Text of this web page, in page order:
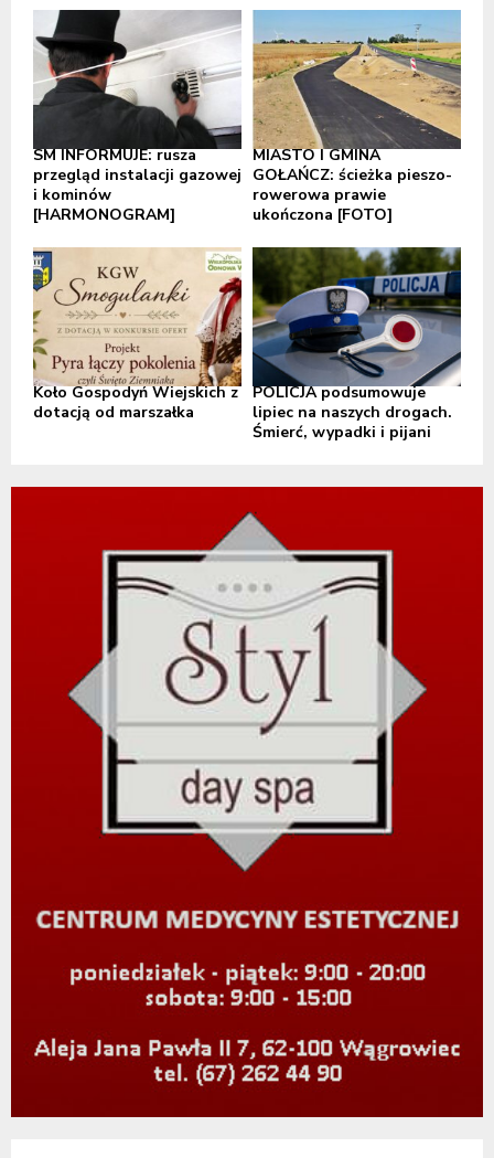
SM INFORMUJE: rusza
przegląd instalacji gazowej
i kominów
[HARMONOGRAM]
MIASTO I GMINA
GOŁAŃCZ: ścieżka pieszo-
rowerowa prawie
ukończona [FOTO]
Koło Gospodyń Wiejskich z
dotacją od marszałka
POLICJA podsumowuje
lipiec na naszych drogach.
Śmierć, wypadki i pijani